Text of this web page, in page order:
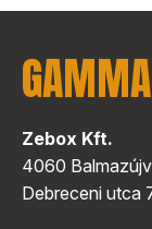
GAMMA
Zebox Kft.
4060
Debreceni utca